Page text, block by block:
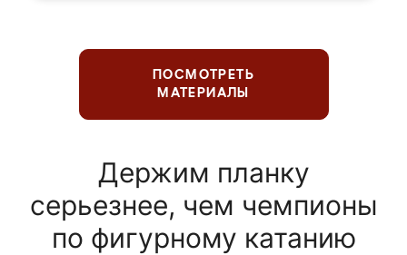
ПОСМОТРЕТЬ
МАТЕРИАЛЫ
Держим планку
серьезнее, чем чемпионы
по фигурному катанию